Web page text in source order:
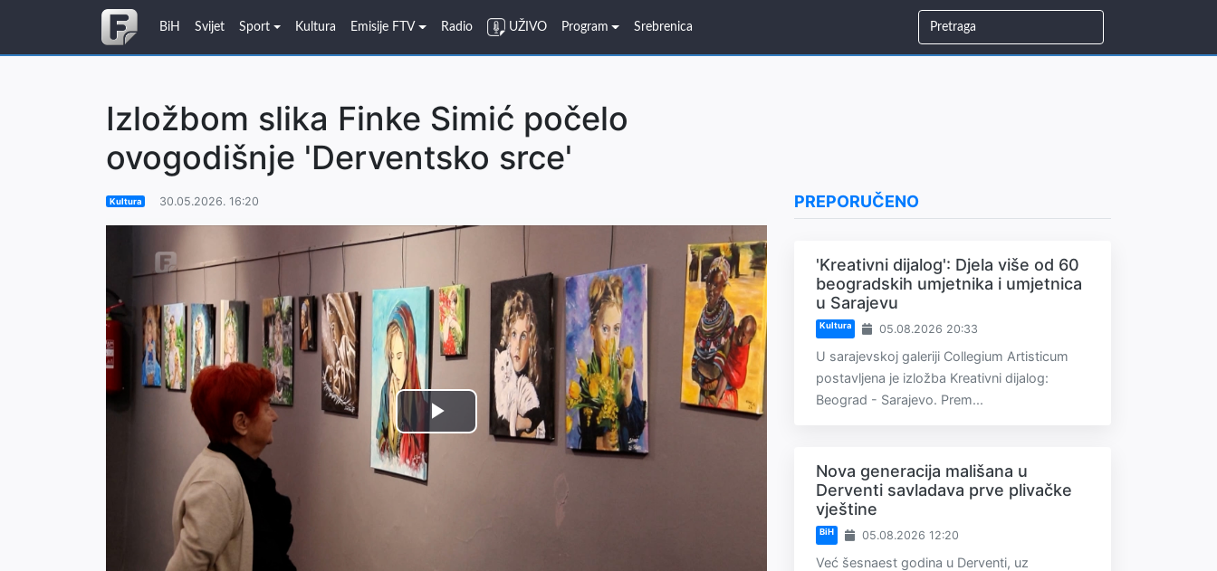
BiH Svijet Sport Kultura Emisije FTV Radio UŽIVO Program Srebrenica
Izložbom slika Finke Simić počelo
ovogodišnje 'Derventsko srce'
Kultura 30.05.2026. 16:20
Play
PREPORUČENO
'Kreativni dijalog': Djela više od 60
beogradskih umjetnika i umjetnica
u Sarajevu
Kultura 05.08.2026 20:33
U sarajevskoj galeriji Collegium Artisticum
postavljena je izložba Kreativni dijalog:
Beograd - Sarajevo. Prem...
Nova generacija mališana u
Derventi savladava prve plivačke
vještine
BiH 05.08.2026 12:20
Već šesnaest godina u Derventi, uz